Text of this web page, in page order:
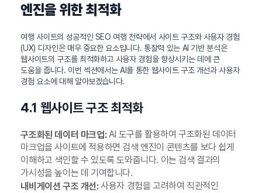
엔진을 위한 최적화
여행 사이트의 성공적인 SEO 여행 전략에서 사이트 구조와 사용자 경험
(UX) 디자인은 매우 중요한 요소입니다. 통찰력 있는 AI 기반 분석은
웹사이트의 구조를 최적화하고 사용자 경험을 향상시키는 데에 큰
도움을 줍니다. 이번 섹션에서는 AI를 통한 웹사이트 구조 개선과 사용자
경험 요소에 대해 알아보겠습니다.
4.1 웹사이트 구조 최적화
구조화된 데이터 마크업:AI 도구를 활용하여 구조화된 데이터
마크업을 사이트에 적용하면 검색 엔진이 콘텐츠를 보다 쉽게
이해하고 색인할 수 있도록 도와줍니다. 이는 검색 결과의
가시성을 높이는 데 기여합니다.
내비게이션 구조 개선:사용자 경험을 고려하여 직관적인